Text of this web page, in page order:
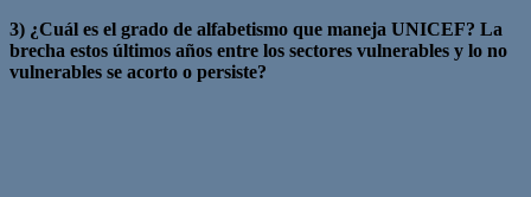
3) ¿Cuál es el grado de alfabetismo que maneja UNICEF? La
brecha estos últimos años entre los sectores vulnerables y lo no
vulnerables se acorto o persiste?